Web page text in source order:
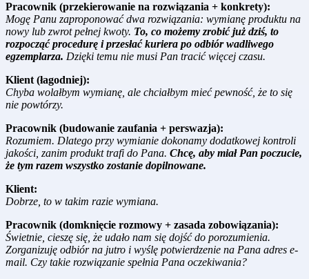
Pracownik (przekierowanie na rozwiązania + konkrety):
Mogę Panu zaproponować dwa rozwiązania: wymianę produktu na
nowy lub zwrot pełnej kwoty. To, co możemy zrobić już dziś, to
rozpocząć procedurę i przesłać kuriera po odbiór wadliwego
egzemplarza. Dzięki temu nie musi Pan tracić więcej czasu.
Klient (łagodniej):
Chyba wolałbym wymianę, ale chciałbym mieć pewność, że to się
nie powtórzy.
Pracownik (budowanie zaufania + perswazja):
Rozumiem. Dlatego przy wymianie dokonamy dodatkowej kontroli
jakości, zanim produkt trafi do Pana. Chcę, aby miał Pan poczucie,
że tym razem wszystko zostanie dopilnowane.
Klient:
Dobrze, to w takim razie wymiana.
Pracownik (domknięcie rozmowy + zasada zobowiązania):
Świetnie, cieszę się, że udało nam się dojść do porozumienia.
Zorganizuję odbiór na jutro i wyślę potwierdzenie na Pana adres e-
mail. Czy takie rozwiązanie spełnia Pana oczekiwania?